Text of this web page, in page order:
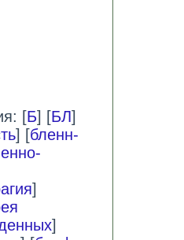
[Б] [БЛ]
] [бленн-
]
]